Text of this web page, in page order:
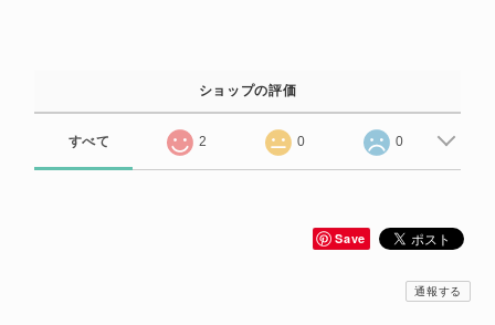
ショップの評価
すべて 2 0 0
Save
通報する